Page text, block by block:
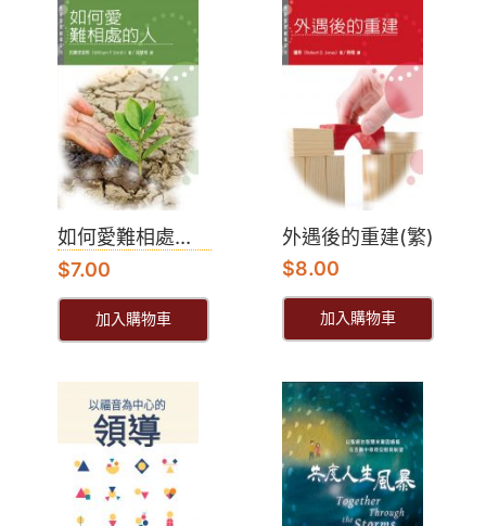
如何愛難相處...
$7.00
加入購物車
外遇後的重建(繁)
$8.00
加入購物車